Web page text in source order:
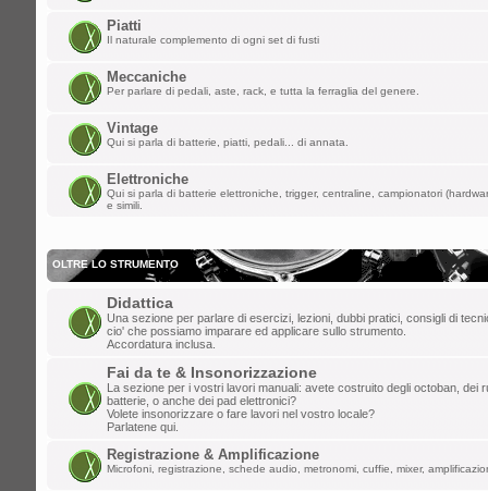
ChupaChups ha scritto:
Fa piacere che questa roccia di
i forum per dare la parola a
lun mar 24, 2025 1:38 am
lollo»ULLALLAAAAA! Saluti da
ven mar 21, 2025 6:46 pm
ChupaChups
che ha distrutto i forum per dare la
mar mar 11, 2025 10:13 am
DannyK»Un salutone ragazzi!
ven feb 07, 2025 6:45 pm
Gionz»Evvai! Grande Mr. Tagliatella!
mer dic 25, 2024 8:06 am
Mr.Tagliatella
saluto a tutti, il primo amore non si
Piatti
Il naturale complemento di ogni set di fusti
Meccaniche
Per parlare di pedali, aste, rack, e tutta la ferraglia del genere.
Vintage
Qui si parla di batterie, piatti, pedali... di annata.
Elettroniche
Qui si parla di batterie elettroniche, trigger, centraline, campionatori
e simili.
OLTRE LO STRUMENTO
Didattica
Una sezione per parlare di esercizi, lezioni, dubbi pratici, consigli di
cio' che possiamo imparare ed applicare sullo strumento.
Accordatura inclusa.
Fai da te & Insonorizzazione
La sezione per i vostri lavori manuali: avete costruito degli octoban, dei
batterie, o anche dei pad elettronici?
Volete insonorizzare o fare lavori nel vostro locale?
Parlatene qui.
Registrazione & Amplificazione
Microfoni, registrazione, schede audio, metronomi, cuffie, mixer,